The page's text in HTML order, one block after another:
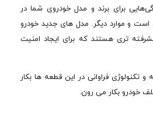
برای برند و مدل خودروی شما در
و موارد دیگر. مدل های جدید خودرو
تری هستند که برای ایجاد امنیت
تکنولوژی فراوانی در این قطعه ها بکار
خودرو بکار می رون.